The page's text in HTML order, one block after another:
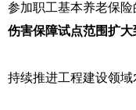
参加职工基本养老保
伤害保障试点范围扩
持续推进工程建设领域